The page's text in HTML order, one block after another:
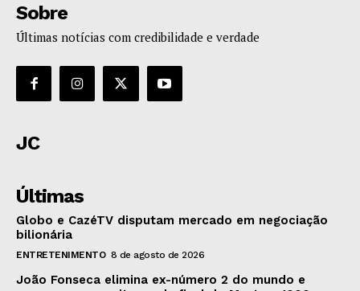
Sobre
Últimas notícias com credibilidade e verdade
JC
Últimas
Globo e CazéTV disputam mercado em negociação
bilionária
ENTRETENIMENTO 8 de agosto de 2026
João Fonseca elimina ex-número 2 do mundo e